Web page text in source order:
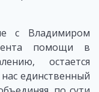
с Владимиром
помощи в
остается
единственный